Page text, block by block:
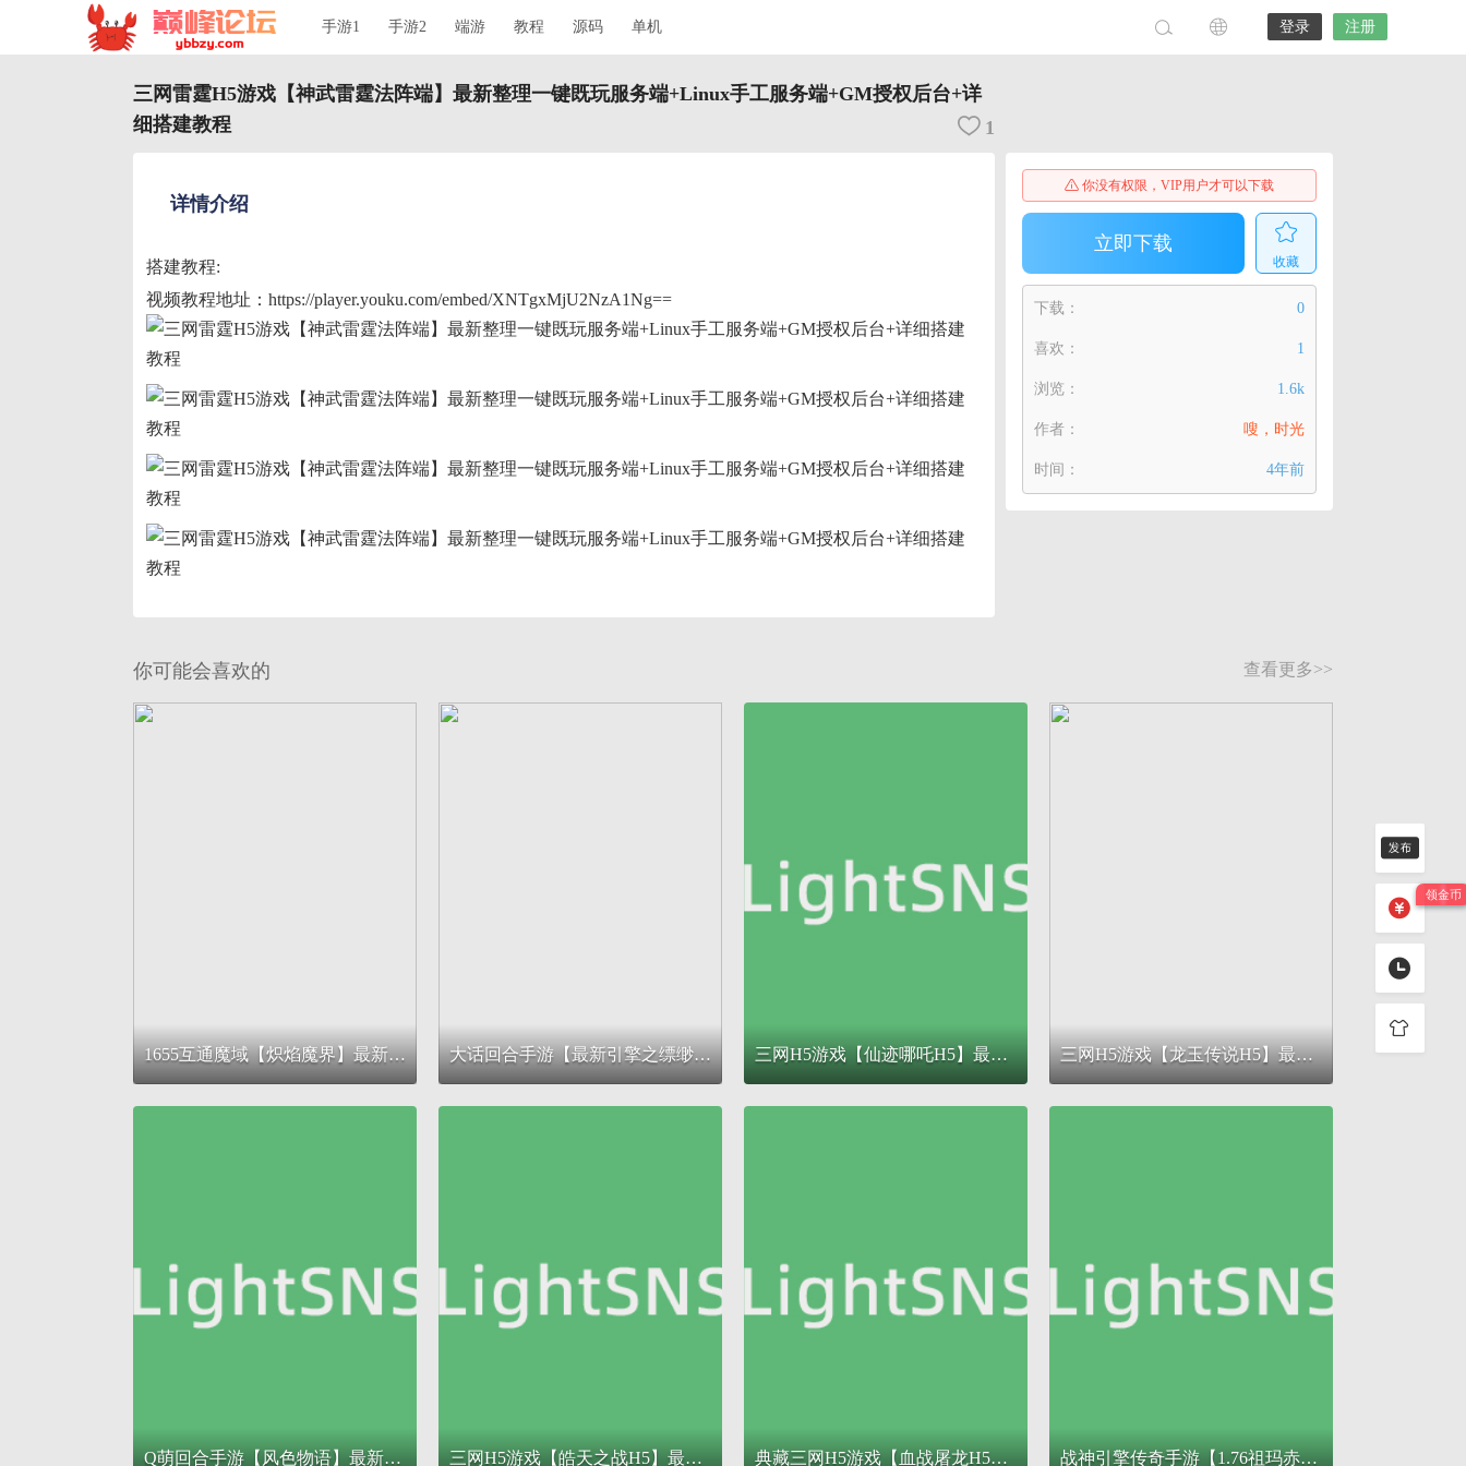
手游1 手游2 端游 教程 源码 单机 登录 注册
三网雷霆H5游戏【神武雷霆法阵端】最新整理一键既玩服务端+Linux手工服务端+GM授权后台+详
细搭建教程
1
详情介绍
搭建教程:
视频教程地址：https://player.youku.com/embed/XNTgxMjU2NzA1Ng==
你没有权限，VIP用户才可以下载
立即下载
收藏
下载： 0
喜欢： 1
浏览： 1.6k
作者： 嗖，时光
时间： 4年前
你可能会喜欢的 查看更多>>
1655互通魔域【炽焰魔界】最新整理Win系半手工服务端+本地验证+本地注册+全套工具+详细搭建教程 大话回合手游【最新引擎之缥缈西游修复版本】最新整理Linux手工服务端+安卓苹果双端+管理后台+详细搭建教程+视频教程 三网H5游戏【仙迹哪吒H5】最新整理单机一键即玩镜像服务端+Linux手工服务端+GM后台+详细搭建教程 三网H5游戏【龙玉传说H5】最新整理Linux手工服务端+GM后台+CKD后台+详细搭建教程
Q萌回合手游【风色物语】最新整理Linux手工服务端+安卓苹果双端+GM物品充值后台+详细搭建教程 三网H5游戏【皓天之战H5】最新整理Win一键服务端+GM授权后台+详细搭建教程 典藏三网H5游戏【血战屠龙H5】最新整理Win系复古服务端+GM后台+详细搭建教程 战神引擎传奇手游【1.76祖玛赤月经典复古升级白猪3】最新整理Win系复古服务端+安卓苹果双端+GM授权物品后台+详细搭建教程